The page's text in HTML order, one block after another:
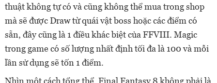
thuật không tự có và cũng không thể mua trong shop
mà sẽ được Draw từ quái vật boss hoặc các điểm có
sẵn, đây cũng là 1 điều khác biệt của FFVIII. Magic
trong game có số lượng nhất định tối đa là 100 và mỗi
lần sử dụng sẽ tốn 1 điểm.
Nhìn một cách tổng thể, Final Fantasy 8 không phải là